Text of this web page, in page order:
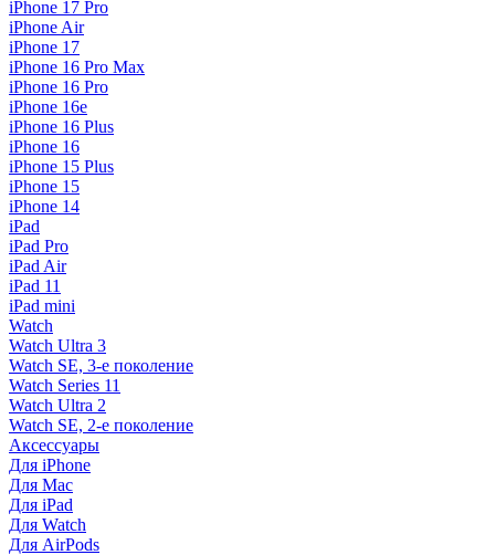
iPhone 17 Pro
iPhone Air
iPhone 17
iPhone 16 Pro Max
iPhone 16 Pro
iPhone 16e
iPhone 16 Plus
iPhone 16
iPhone 15 Plus
iPhone 15
iPhone 14
iPad
iPad Pro
iPad Air
iPad 11
iPad mini
Watch
Watch Ultra 3
Watch SE, 3-е поколение
Watch Series 11
Watch Ultra 2
Watch SE, 2-е поколение
Аксессуары
Для iPhone
Для Mac
Для iPad
Для Watch
Для AirPods